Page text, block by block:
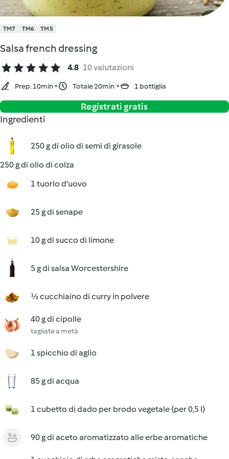
TM7 TM6 TM5
Salsa french dressing
4.8 10 valutazioni
Prep. 10min Totale 20min 1 bottiglia
Registrati gratis
Ingredienti
250 g di olio di semi di girasole
250 g di olio di colza
1 tuorlo d'uovo
25 g di senape
10 g di succo di limone
5 g di salsa Worcestershire
½ cucchiaino di curry in polvere
40 g di cipolle
tagliate a metà
1 spicchio di aglio
85 g di acqua
1 cubetto di dado per brodo vegetale (per 0,5 l)
90 g di aceto aromatizzato alle erbe aromatiche